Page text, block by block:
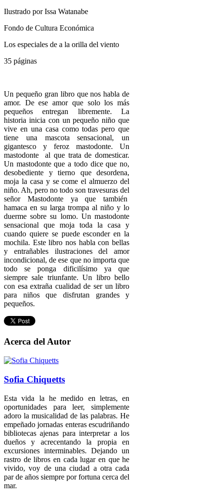
Ilustrado por Issa Watanabe
Fondo de Cultura Económica
Los especiales de a la orilla del viento
35 páginas
Un pequeño gran libro que nos habla de
amor. De ese amor que solo los más
pequeños entregan libremente. La
historia inicia con un pequeño niño que
vive en una casa como todas pero que
tiene una mascota sensacional, un
gigantesco y feroz mastodonte. Un
mastodonte al que trata de domesticar.
Un mastodonte que a todo dice que no,
desobediente y tierno que desordena,
moja la casa y se come el almuerzo del
niño. Ah, pero no todo son travesuras del
señor Mastodonte ya que también
hamaca en su larga trompa al niño y lo
duerme sobre su lomo. Un mastodonte
sensacional que moja toda la casa y
cuando quiere se puede esconder en la
mochila. Este libro nos habla con bellas
y entrañables ilustraciones del amor
incondicional, de ese que no importa que
todo se ponga dificilísimo ya que
siempre sale triunfante. Un libro bello
con esa extraña cualidad de ser un libro
para niños que disfrutan grandes y
pequeños.
Acerca del Autor
Sofia Chiquetts
Esta vida la he medido en letras, en
oportunidades para leer, simplemente
adoro la musicalidad de las palabras. He
empeñado jornadas enteras escudriñando
bibliotecas ajenas para interpretar a los
dueños y acrecentando la propia en
excursiones interminables. Dejando un
rastro de libros en cada lugar en que he
vivido, voy de una ciudad a otra cada
par de años siempre por fortuna cerca del
mar.